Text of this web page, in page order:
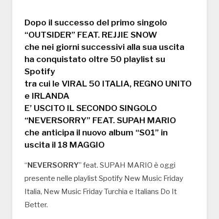
Dopo il successo del primo singolo
“OUTSIDER” FEAT. REJJIE SNOW
che nei giorni successivi alla sua uscita
ha conquistato oltre 50 playlist su
Spotify
tra cui le VIRAL 50 ITALIA, REGNO UNITO
e IRLANDA
E’ USCITO IL SECONDO SINGOLO
“NEVERSORRY” FEAT. SUPAH MARIO
che anticipa il nuovo album “S01” in
uscita il 18 MAGGIO
“NEVERSORRY” feat. SUPAH MARIO è oggi
presente nelle playlist Spotify New Music Friday
Italia, New Music Friday Turchia e Italians Do It
Better.